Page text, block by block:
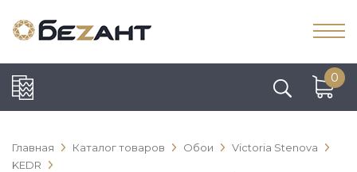
0
Главная Каталог товаров Обои
Victoria Stenova
KEDR